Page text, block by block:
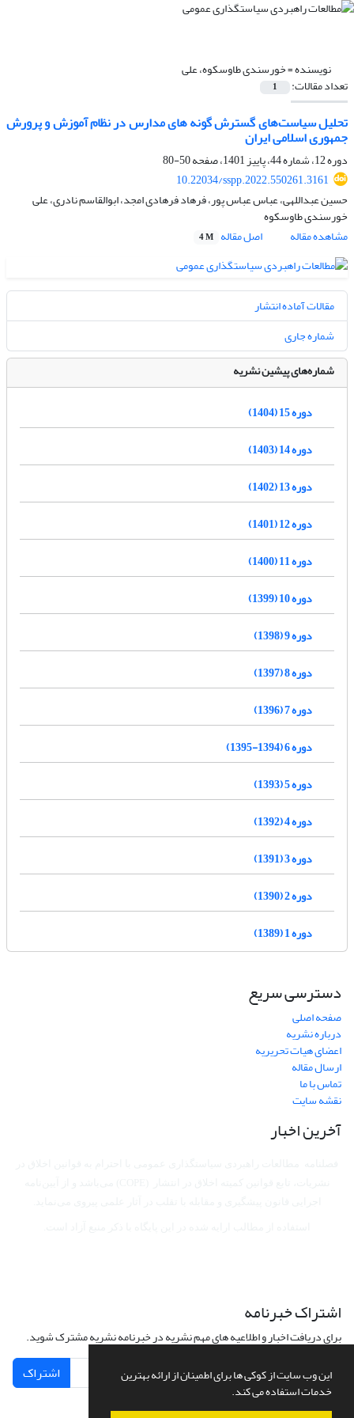
این وب سایت از کوکی ها برای اطمینان از ارائه بهترین
خدمات استفاده می کند.
نویسنده =خورسندی طاوسکوه، علی
تعداد مقالات: 1
تحلیل سیاست‌های‌ گسترش گونه های مدارس در نظام آموزش و پرورش
جمهوری اسلامی ایران
دوره 12، شماره 44، پاییز 1401، صفحه
50-80
10.22034/sspp.2022.550261.3161
حسین عبداللهی، عباس عباس پور، فرهاد فرهادی امجد، ابوالقاسم نادری، علی
خورسندی طاوسکوه
مشاهده مقاله
اصل مقاله 4 M
مقالات آماده انتشار
شماره جاری
شماره‌های پیشین نشریه
دوره 15 (1404)
دوره 14 (1403)
دوره 13 (1402)
دوره 12 (1401)
دوره 11 (1400)
دوره 10 (1399)
دوره 9 (1398)
دوره 8 (1397)
دوره 7 (1396)
دوره 6 (1394-1395)
دوره 5 (1393)
دوره 4 (1392)
دوره 3 (1391)
دوره 2 (1390)
دوره 1 (1389)
دسترسی سریع
صفحه اصلی
درباره نشریه
اعضای هیات تحریریه
ارسال مقاله
تماس با ما
نقشه سایت
آخرین اخبار
اشتراک خبرنامه
برای دریافت اخبار و اطلاعیه های مهم نشریه در خبرنامه نشریه مشترک شوید.
اشتراک